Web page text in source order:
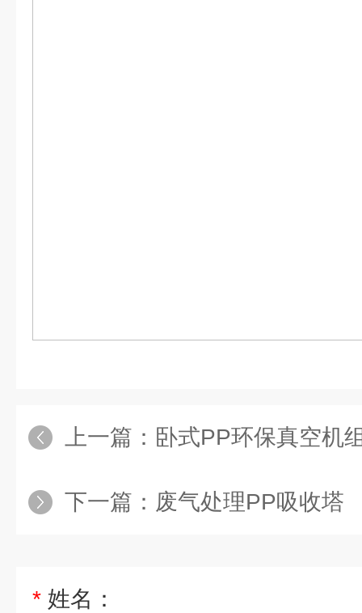
上一篇： 卧式PP环保真空机
下一篇： 废气处理PP吸收塔
* 姓名：